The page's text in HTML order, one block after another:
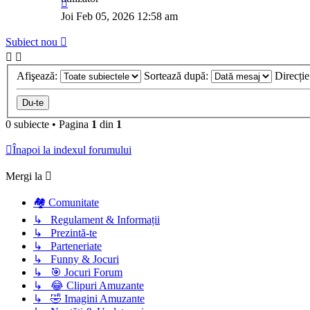
Joi Feb 05, 2026 12:58 am
Subiect nou
Afişează: Sortează după:
0 subiecte • Pagina 1 din 1
Înapoi la indexul forumului
Mergi la
🏘️ Comunitate
↳ Regulament & Informații
↳ Prezintă-te
↳ Parteneriate
↳ Funny & Jocuri
↳ 🎯 Jocuri Forum
↳ 😂 Clipuri Amuzante
↳ 🤣 Imagini Amuzante